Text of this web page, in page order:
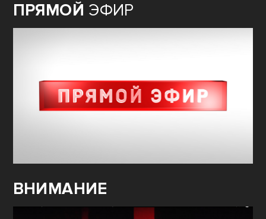
ПРЯМОЙ ЭФИР
ВНИМАНИЕ